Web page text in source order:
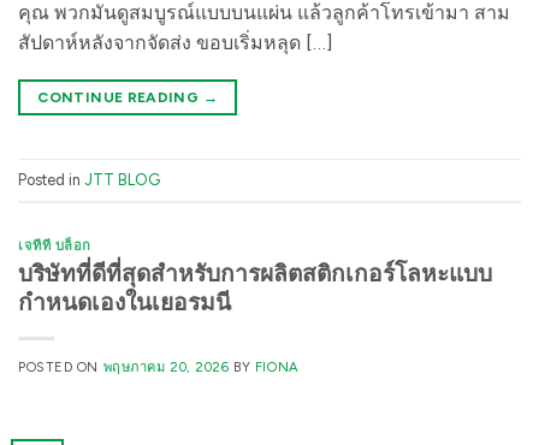
คุณ พวกมันดูสมบูรณ์แบบบนแผ่น แล้วลูกค้าโทรเข้ามา สาม
สัปดาห์หลังจากจัดส่ง ขอบเริ่มหลุด […]
CONTINUE READING →
Posted in JTT BLOG
เจทีที บล็อก
บริษัทที่ดีที่สุดสำหรับการผลิตสติกเกอร์โลหะแบบ
กำหนดเองในเยอรมนี
POSTED ON พฤษภาคม 20, 2026 BY FIONA